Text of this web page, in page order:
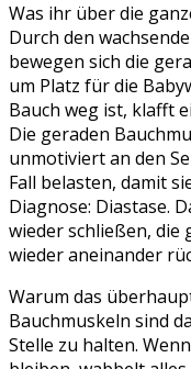
Was ihr über die
Durch den
bewegen sich die
um Platz für die
Bauch weg ist, klafft
Die geraden
unmotiviert an den
Fall belasten, damit
Diagnose: Diastase.
wieder schließen, die
wieder aneinander
Warum das
Bauchmuskeln sind
Stelle zu halten.